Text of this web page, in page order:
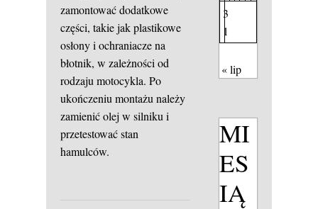
zamontować dodatkowe
części, takie jak plastikowe
osłony i ochraniacze na
błotnik, w zależności od
rodzaju motocykla. Po
ukończeniu montażu należy
zamienić olej w silniku i
przetestować stan
hamulców.
3
1
« lip
MI
ES
IĄ